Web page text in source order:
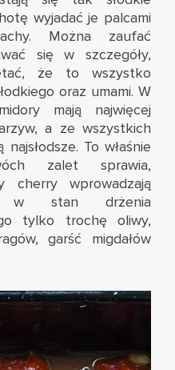
wyjadać je palcami
Można zaufać
się w szczegóły,
że to wszystko
oraz umami. W
mają najwięcej
a ze wszystkich
To właśnie
zalet sprawia,
cherry wprowadzają
w stan drżenia
tylko trochę oliwy,
garść migdałów